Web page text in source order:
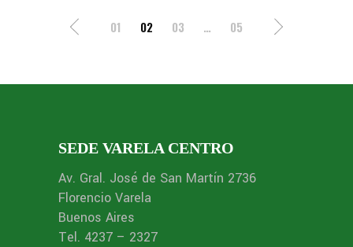
01 02 03 … 05
SEDE VARELA CENTRO
Av. Gral. José de San Martín 2736
Florencio Varela
Buenos Aires
Tel. 4237 – 2327